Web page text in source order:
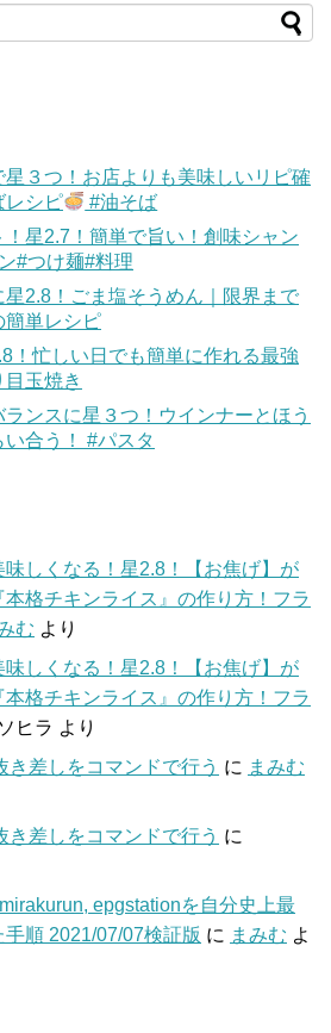
３つ！お店よりも美味しいリピ確
レシピ
#油そば
！星2.7！簡単で旨い！創味シャン
#つけ麺#料理
2.8！ごま塩そうめん｜限界まで
簡単レシピ
！忙しい日でも簡単に作れる最強
玉焼き
ンスに星３つ！ウインナーとほう
合う！ #パスタ
しくなる！星2.8！【お焦げ】が
格チキンライス』の作り方！フラ
む より
しくなる！星2.8！【お焦げ】が
格チキンライス』の作り方！フラ
ヒラ より
き差しをコマンドで行う に まみむ
き差しをコマンドで行う に
epgstationを自分史上最
順 2021/07/07検証版 に まみむ よ